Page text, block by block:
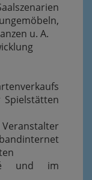
u. A.
und im